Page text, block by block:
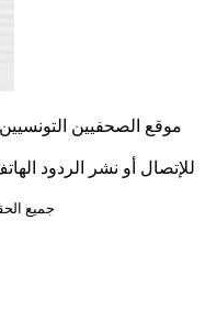
موقع الصحفيين
جميع